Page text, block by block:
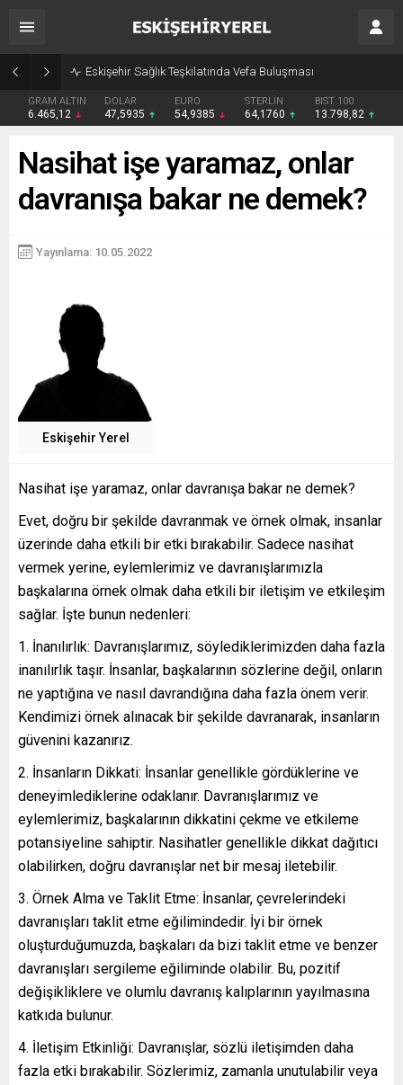
Eskişehir Sağlık Teşkilatında Vefa Buluşması
GRAM ALTIN
6.465,12
DOLAR
47,5935
EURO
54,9385
STERLİN
64,1760
BIST 100
13.798,82
Nasihat işe yaramaz, onlar
davranışa bakar ne demek?
Yayınlama: 10.05.2022
Eskişehir Yerel
Nasihat işe yaramaz, onlar davranışa bakar ne demek?
Evet, doğru bir şekilde davranmak ve örnek olmak, insanlar
üzerinde daha etkili bir etki bırakabilir. Sadece nasihat
vermek yerine, eylemlerimiz ve davranışlarımızla
başkalarına örnek olmak daha etkili bir iletişim ve etkileşim
sağlar. İşte bunun nedenleri:
İnanılırlık: Davranışlarımız, söylediklerimizden daha fazla
inanılırlık taşır. İnsanlar, başkalarının sözlerine değil, onların
ne yaptığına ve nasıl davrandığına daha fazla önem verir.
Kendimizi örnek alınacak bir şekilde davranarak, insanların
güvenini kazanırız.
İnsanların Dikkati: İnsanlar genellikle gördüklerine ve
deneyimlediklerine odaklanır. Davranışlarımız ve
eylemlerimiz, başkalarının dikkatini çekme ve etkileme
potansiyeline sahiptir. Nasihatler genellikle dikkat dağıtıcı
olabilirken, doğru davranışlar net bir mesaj iletebilir.
Örnek Alma ve Taklit Etme: İnsanlar, çevrelerindeki
davranışları taklit etme eğilimindedir. İyi bir örnek
oluşturduğumuzda, başkaları da bizi taklit etme ve benzer
davranışları sergileme eğiliminde olabilir. Bu, pozitif
değişikliklere ve olumlu davranış kalıplarının yayılmasına
katkıda bulunur.
İletişim Etkinliği: Davranışlar, sözlü iletişimden daha
fazla etki bırakabilir. Sözlerimiz, zamanla unutulabilir veya